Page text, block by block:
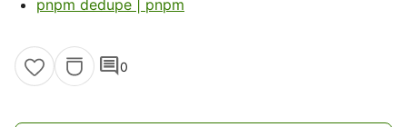
pnpm dedupe | pnpm
comment0